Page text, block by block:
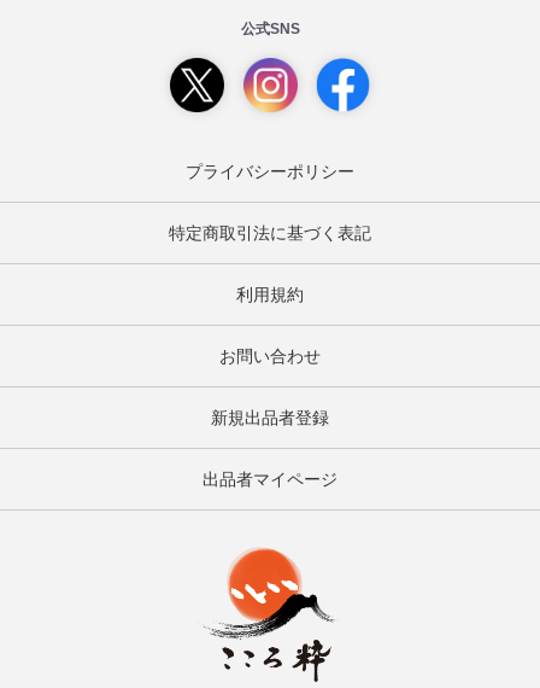
公式SNS
プライバシーポリシー
特定商取引法に基づく表記
利用規約
お問い合わせ
新規出品者登録
出品者マイページ